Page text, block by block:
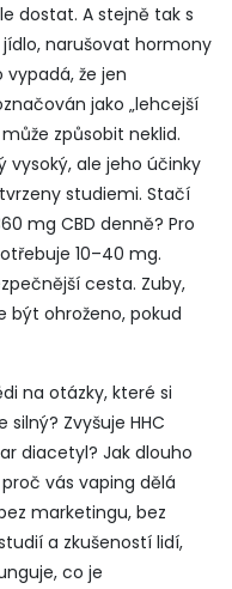
dostat. A stejně tak s
narušovat hormony
že jen
jako „lehcejší
způsobit neklid.
vysoký, ale jeho účinky
studiemi. Stačí
mg CBD denně? Pro
10–40 mg.
cesta. Zuby,
ohroženo, pokud
na otázky, které si
silný? Zvyšuje HHC
diacetyl? Jak dlouho
vás vaping dělá
marketingu, bez
a zkušeností lidí,
co je